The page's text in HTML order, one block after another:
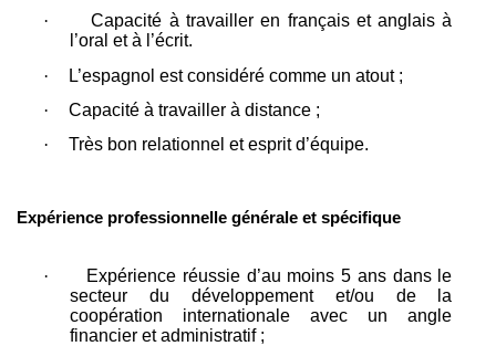
·
Capacité à travailler en français et anglais à
l’oral et à l’écrit.
·
L’espagnol est considéré comme un atout ;
·
Capacité à travailler à distance ;
·
Très bon relationnel et esprit d’équipe.
Expérience professionnelle générale et spécifique
·
Expérience réussie d’au moins 5 ans dans le
secteur du développement et/ou de la
coopération internationale avec un angle
financier et administratif ;